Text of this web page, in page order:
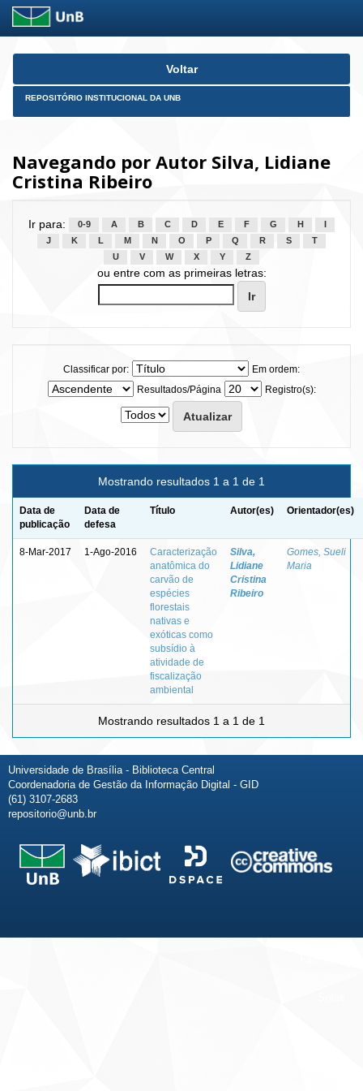
Skip
Voltar
REPOSITÓRIO INSTITUCIONAL DA UNB
Navegando por Autor Silva, Lidiane
Cristina Ribeiro
Ir para: 0-9 A B C D E F G H
J
K L M N O P Q R S
T
U
V W X Y Z
ou entre com as primeiras letras:
Classificar por:
Em ordem:
Resultados/Página
Registro(s):
Mostrando resultados 1 a 1 de 1
Data de
publicação
Data de
defesa
Título Autor(es) Orientador(es)
8-Mar-2017 1-Ago-2016
Caracterização
anatômica do
carvão de
espécies
florestais
nativas e
exóticas como
subsídio à
atividade de
fiscalização
ambiental
Silva,
Lidiane
Cristina
Ribeiro
Gomes, Sueli
Maria
Mostrando resultados 1 a 1 de 1
Universidade de Brasília - Biblioteca Central
Coordenadoria de Gestão da Informação Digital - GID
(61) 3107-2683
repositorio@unb.br